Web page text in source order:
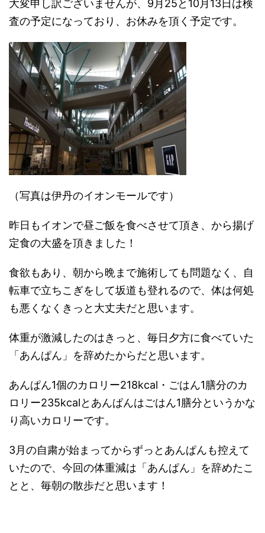
大変申し訳ございませんが、9月25と10月13日は検
査の予定になっており、お休みを頂く予定です。
（写真は伊丹のイオンモールです）
昨日もイオンで昼ご飯を食べさせて頂き、から揚げ
定食の大盛を頂きました！
食欲もあり、朝から晩まで施術しても問題なく、自
転車で立ちこぎをして坂道も登れるので、体は何処
も悪くなくきっと大丈夫だと思います。
体重が激減したのはきっと、毎日夕方に食べていた
「あんぱん」を辞めたからだと思います。
あんぱん1個のカロリー218kcal・ごはん1膳分のカ
ロリー235kcalとあんぱんはごはん1膳分というかな
り高いカロリーです。
3月の自粛が始まってからずっとあんぱんも控えて
いたので、今回の体重減は「あんぱん」を辞めたこ
とと、毎朝の散歩だと思います！